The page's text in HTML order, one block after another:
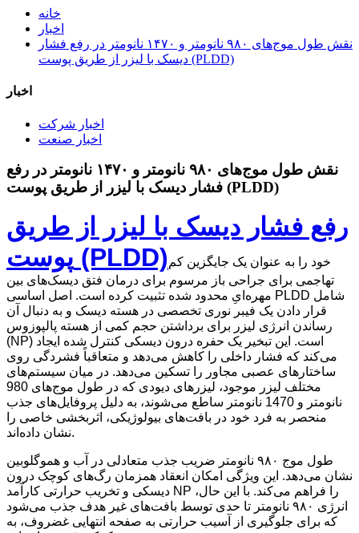
خانه
اخبار
نقش طول موج‌های ۹۸۰ نانومتر و ۱۴۷۰ نانومتر در رفع فشار
دیسک با لیزر از طریق پوست (PLDD)
اخبار
اخبار شرکت
اخبار صنعت
نقش طول موج‌های ۹۸۰ نانومتر و ۱۴۷۰ نانومتر در رفع
فشار دیسک با لیزر از طریق پوست (PLDD)
رفع فشار دیسک با لیزر از طریق
پوست (PLDD) خود را به عنوان یک جایگزین کم
تهاجمی برای جراحی باز مرسوم برای درمان فتق دیسک‌های بین
مهره‌ایِ محدود شده تثبیت کرده است. اصل اساسی PLDD شامل
قرار دادن یک فیبر نوری تخصصی در هسته دیسک و به دنبال آن
رساندن انرژی لیزر برای برداشتن حجم کمی از هسته پالپوزوس
(NP) است. این تبخیر یک حفره درون دیسکی کنترل شده ایجاد
می‌کند که فشار داخلی را کاهش می‌دهد و متعاقباً فشردگی روی
ساختارهای عصبی مجاور را تسکین می‌دهد. در میان سیستم‌های
مختلف لیزر موجود، لیزرهای دیودی که در طول موج‌های 980
نانومتر و 1470 نانومتر ساطع می‌شوند، به دلیل پروفایل‌های جذب
منحصر به فرد خود در بافت‌های بیولوژیکی، اثربخشی خاصی را
نشان داده‌اند.
طول موج ۹۸۰ نانومتر ضریب جذب متعادلی در آب و هموگلوبین
نشان می‌دهد. این ویژگی امکان انعقاد همزمان رگ‌های کوچک درون
دیسکی و تخریب حرارتی کارآمد NP را فراهم می‌کند. با این حال،
انرژی ۹۸۰ نانومتر تا حدی توسط بافت‌های غیر هدف جذب می‌شود
که برای جلوگیری از آسیب حرارتی به صفحه انتهایی غضروف، به